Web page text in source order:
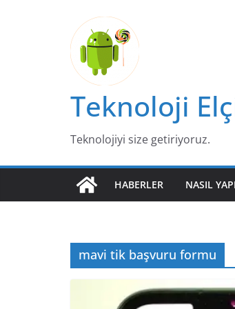
Teknoloji
Teknolojiyi size getiriyoruz.
HABERLER NASIL
mavi tik başvuru formu